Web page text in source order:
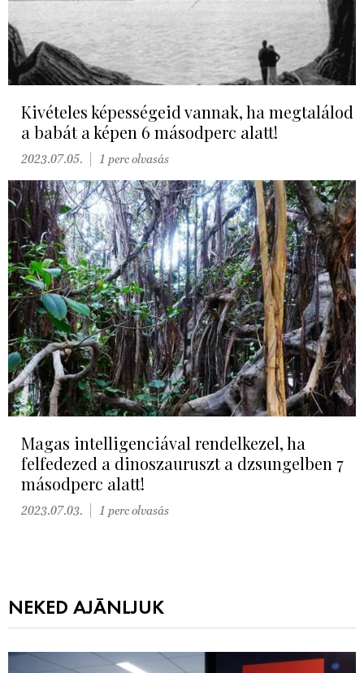
Kivételes képességeid vannak, ha megtalálod
a babát a képen 6 másodperc alatt!
2023.07.05. 1 perc olvasás
Magas intelligenciával rendelkezel, ha
felfedezed a dinoszauruszt a dzsungelben 7
másodperc alatt!
2023.07.03. 1 perc olvasás
NEKED AJÁNLJUK